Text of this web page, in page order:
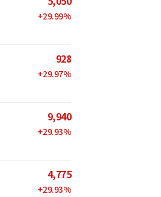
+29.99%
928
+29.97%
9,940
+29.93%
4,775
+29.93%